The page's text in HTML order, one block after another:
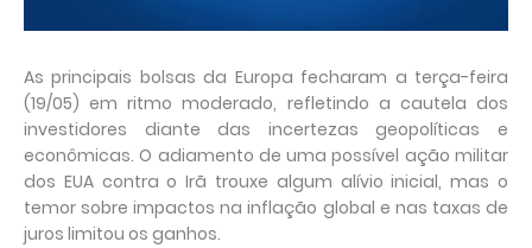
As principais bolsas da Europa fecharam a terça-feira
(19/05) em ritmo moderado, refletindo a cautela dos
investidores diante das incertezas geopolíticas e
econômicas. O adiamento de uma possível ação militar
dos EUA contra o Irã trouxe algum alívio inicial, mas o
temor sobre impactos na inflação global e nas taxas de
juros limitou os ganhos.